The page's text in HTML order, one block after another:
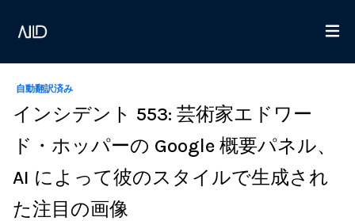
自動翻訳済み
インシデント 553: 芸術家エドワー
ド・ホッパーの Google 概要パネル、
AI によって彼のスタイルで生成され
た注目の画像